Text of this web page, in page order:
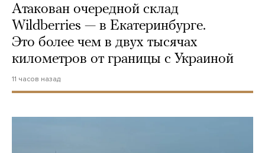
Атакован очередной склад
Wildberries — в Екатеринбурге.
Это более чем в двух тысячах
километров от границы с Украиной
11 часов назад